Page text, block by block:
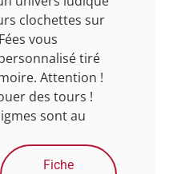
clochettes sur
vous
tiré
Attention !
des tours !
sont au
Fiche